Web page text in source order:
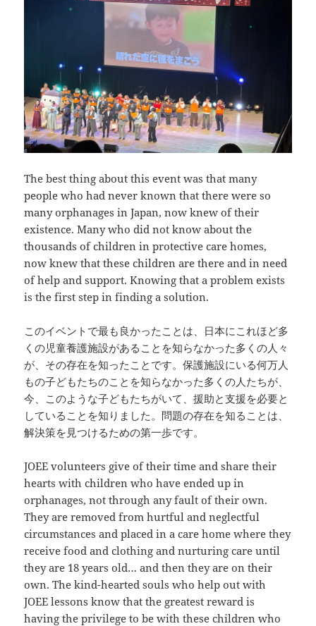
The best thing about this event was that many
people who had never known that there were so
many orphanages in Japan, now knew of their
existence. Many who did not know about the
thousands of children in protective care homes,
now knew that these children are there and in need
of help and support. Knowing that a problem exists
is the first step in finding a solution.
このイベントで最も良かったことは、日本にこれほど多
くの児童養護施設があることを知らなかった多くの人々
が、その存在を知ったことです。保護施設にいる何万人
もの子どもたちのことを知らなかった多くの人たちが、
今、このような子どもたちがいて、援助と支援を必要と
していることを知りました。問題の存在を知ることは、
解決策を見つけるための第一歩です。
JOEE volunteers give of their time and share their
hearts with children who have ended up in
orphanages, not through any fault of their own.
They are removed from hurtful and neglectful
circumstances and placed in a care home where they
receive food and clothing and nurturing care until
they are 18 years old… and then they are on their
own. The kind-hearted souls who help out with
JOEE lessons know that the greatest reward is
having the privilege to be with these children who